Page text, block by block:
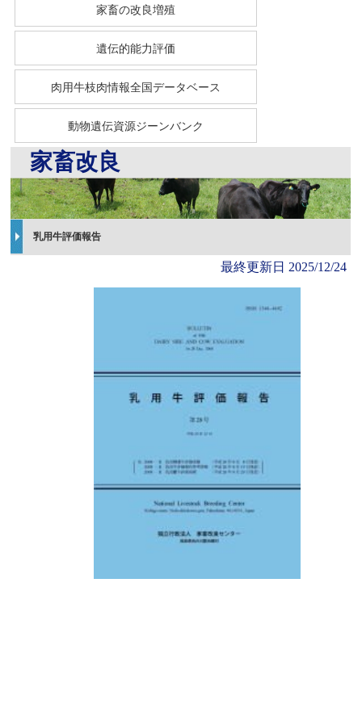
家畜の改良増殖
遺伝的能力評価
肉用牛枝肉情報全国データベース
動物遺伝資源ジーンバンク
家畜改良
乳用牛評価報告
最終更新日 2025/12/24